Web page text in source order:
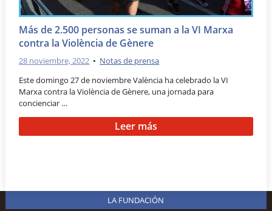
Más de 2.500 personas se suman a la VI Marxa
contra la Violència de Gènere
28 noviembre, 2022 • Notas de prensa
Este domingo 27 de noviembre València ha celebrado la VI
Marxa contra la Violència de Gènere, una jornada para
concienciar …
Leer más
LA FUNDACIÓN